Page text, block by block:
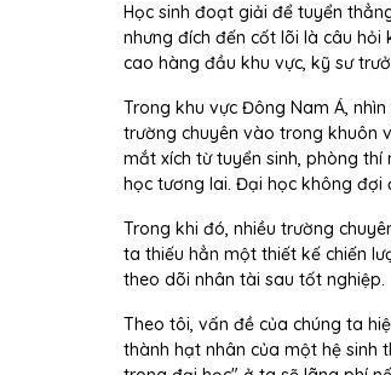
Học sinh đoạt giải để tuyển
nhưng đích đến cốt lõi là câu
cao hàng đầu khu vực, kỹ sư
Trong khu vực Đông Nam Á,
trường chuyên vào trong khuôn
mắt xích từ tuyển sinh, phòng
học tương lai. Đại học không
Trong khi đó, nhiều trường
ta thiếu hẳn một thiết kế chiến
theo dõi nhân tài sau tốt nghiệp.
Theo tôi, vấn đề của chúng ta
thành hạt nhân của một hệ sinh